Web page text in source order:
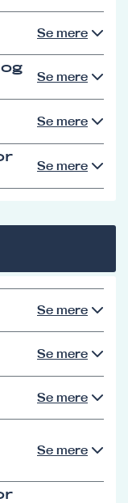
Se mere
Se mere
Se mere
Se mere
Se mere
Se mere
Se mere
Se mere